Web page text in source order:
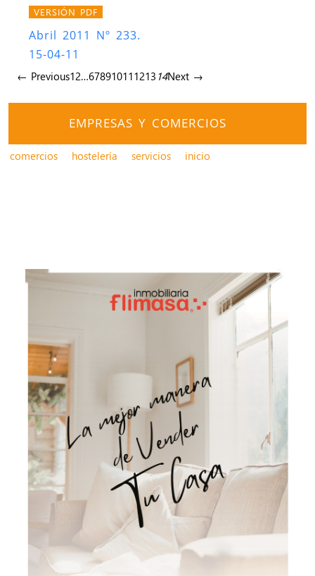
VERSIÓN PDF
Abril 2011 Nº 233.
15-04-11
← Previous12…678910111213 14Next →
EMPRESAS Y COMERCIOS
comercios hostelería servicios inicio